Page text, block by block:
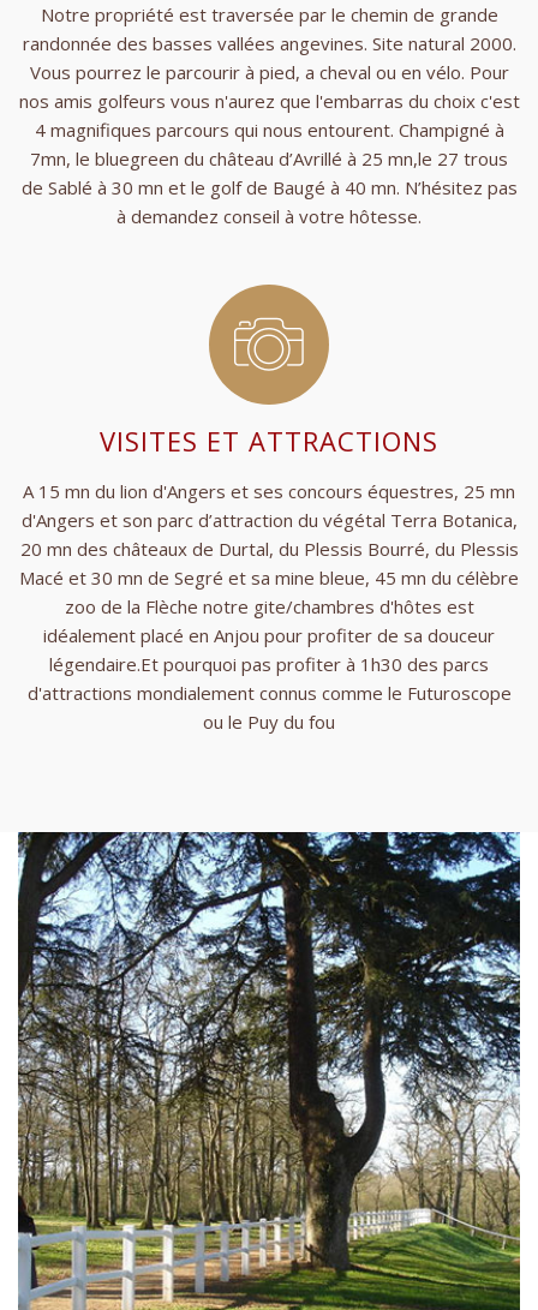
Notre propriété est traversée par le chemin de grande
randonnée des basses vallées angevines. Site natural 2000.
Vous pourrez le parcourir à pied, a cheval ou en vélo. Pour
nos amis golfeurs vous n'aurez que l'embarras du choix c'est
4 magnifiques parcours qui nous entourent. Champigné à
7mn, le bluegreen du château d’Avrillé à 25 mn,le 27 trous
de Sablé à 30 mn et le golf de Baugé à 40 mn. N’hésitez pas
à demandez conseil à votre hôtesse.
VISITES ET ATTRACTIONS
A 15 mn du lion d'Angers et ses concours équestres, 25 mn
d'Angers et son parc d’attraction du végétal Terra Botanica,
20 mn des châteaux de Durtal, du Plessis Bourré, du Plessis
Macé et 30 mn de Segré et sa mine bleue, 45 mn du célèbre
zoo de la Flèche notre gite/chambres d'hôtes est
idéalement placé en Anjou pour profiter de sa douceur
légendaire.Et pourquoi pas profiter à 1h30 des parcs
d'attractions mondialement connus comme le Futuroscope
ou le Puy du fou